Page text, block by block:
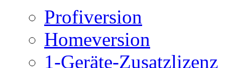
Profiversion
Homeversion
1-Geräte-Zusatzlizenz